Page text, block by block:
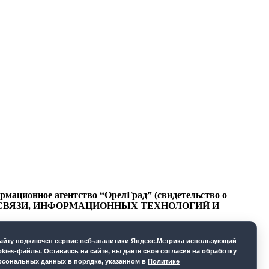
агентство “ОрелГрад” (свидетельство о
СВЯЗИ, ИНФОРМАЦИОННЫХ ТЕХНОЛОГИЙ И
подключен сервис веб-аналитики Яндекс.Метрика использующий
файлы. Оставаясь на сайте, вы даете свое согласие на обработку
данных в порядке, указанном в Политике